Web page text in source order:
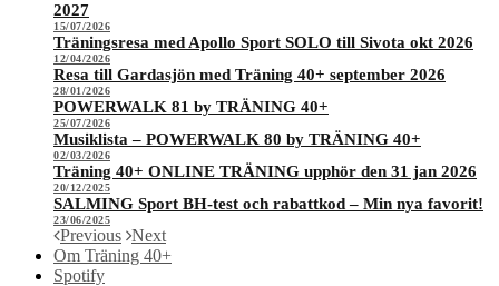
2027
15/07/2026
Träningsresa med Apollo Sport SOLO till Sivota okt 2026
12/04/2026
Resa till Gardasjön med Träning 40+ september 2026
28/01/2026
POWERWALK 81 by TRÄNING 40+
25/07/2026
Musiklista – POWERWALK 80 by TRÄNING 40+
02/03/2026
Träning 40+ ONLINE TRÄNING upphör den 31 jan 2026
20/12/2025
SALMING Sport BH-test och rabattkod – Min nya favorit!
23/06/2025
Previous Next
Om Träning 40+
Spotify